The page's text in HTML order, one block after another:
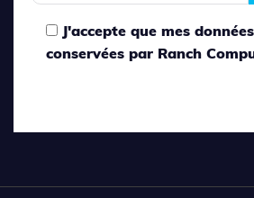
J'accepte que mes
conservées par Ranch